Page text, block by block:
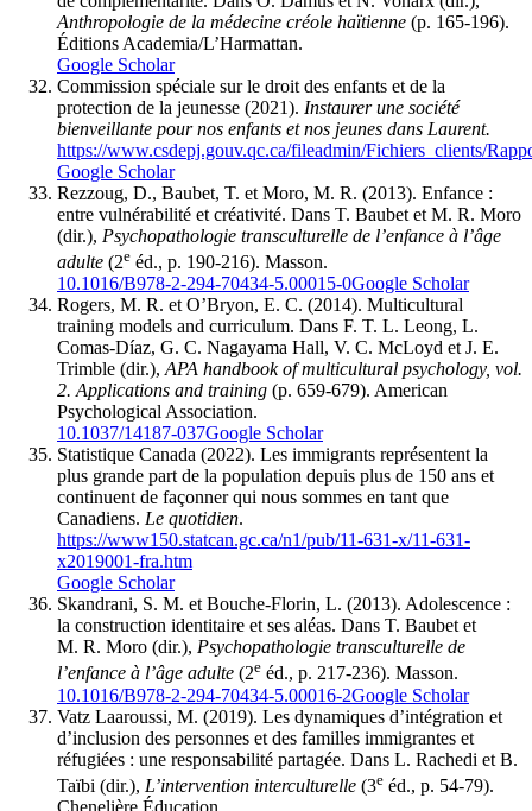
Anthropologie de la médecine créole haïtienne (p. 165-196).
Éditions Academia/L’Harmattan.
Google Scholar
Commission spéciale sur le droit des enfants et de la
protection de la jeunesse (2021). Instaurer une société
bienveillante pour nos enfants et nos jeunes dans Laurent.
https://www.csdepj.gouv.qc.ca/fileadmin/Fichiers_clients/
Google Scholar
Rezzoug, D., Baubet, T. et Moro, M. R. (2013). Enfance :
entre vulnérabilité et créativité. Dans T. Baubet et M. R. Moro
(dir.), Psychopathologie transculturelle de l’enfance à l’âge
adulte (2e éd., p. 190-216). Masson.
10.1016/B978-2-294-70434-5.00015-0Google Scholar
Rogers, M. R. et O’Bryon, E. C. (2014). Multicultural
training models and curriculum. Dans F. T. L. Leong, L.
Comas-Díaz, G. C. Nagayama Hall, V. C. McLoyd et J. E.
Trimble (dir.), APA handbook of multicultural psychology, vol.
2. Applications and training (p. 659-679). American
Psychological Association.
10.1037/14187-037Google Scholar
Statistique Canada (2022). Les immigrants représentent la
plus grande part de la population depuis plus de 150 ans et
continuent de façonner qui nous sommes en tant que
Canadiens. Le quotidien.
https://www150.statcan.gc.ca/n1/pub/11-631-x/11-631-
x2019001-fra.htm
Google Scholar
Skandrani, S. M. et Bouche-Florin, L. (2013). Adolescence :
la construction identitaire et ses aléas. Dans T. Baubet et
M. R. Moro (dir.), Psychopathologie transculturelle de
l’enfance à l’âge adulte (2e éd., p. 217-236). Masson.
10.1016/B978-2-294-70434-5.00016-2Google Scholar
Vatz Laaroussi, M. (2019). Les dynamiques d’intégration et
d’inclusion des personnes et des familles immigrantes et
réfugiées : une responsabilité partagée. Dans L. Rachedi et B.
Taïbi (dir.), L’intervention interculturelle (3e éd., p. 54-79).
Chenelière Éducation.